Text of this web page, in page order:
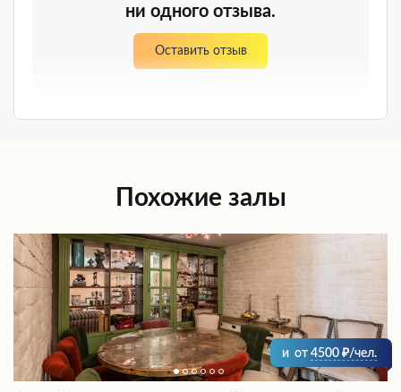
ни одного отзыва.
Оставить отзыв
Похожие залы
и от 4500 /чел.